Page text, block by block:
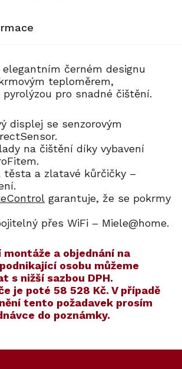
černém designu
teploměrem,
pyrolýzou pro snadné čištění.
displej se senzorovým
na čištění díky vybavení
těsta a zlatavé kůrčičky –
garantuje, že se pokrmy
přes WiFi – Miele@home.
a objednání na
osobu můžeme
s nižší sazbou DPH.
je poté 58 528 Kč. V případě
tento požadavek prosím
do poznámky.